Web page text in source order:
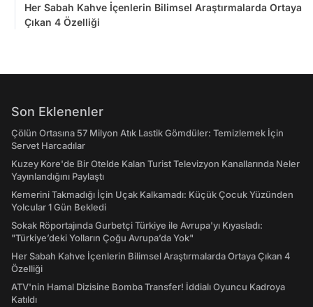
Her Sabah Kahve İçenlerin Bilimsel Araştırmalarda Ortaya
Çıkan 4 Özelliği
Son Eklenenler
Çölün Ortasına 57 Milyon Atık Lastik Gömdüler: Temizlemek İçin
Servet Harcadılar
Kuzey Kore'de Bir Otelde Kalan Turist Televizyon Kanallarında Neler
Yayınlandığını Paylaştı
Kemerini Takmadığı İçin Uçak Kalkamadı: Küçük Çocuk Yüzünden
Yolcular 1 Gün Bekledi
Sokak Röportajında Gurbetçi Türkiye ile Avrupa'yı Kıyasladı:
"Türkiye’deki Yolların Çoğu Avrupa’da Yok"
Her Sabah Kahve İçenlerin Bilimsel Araştırmalarda Ortaya Çıkan 4
Özelliği
ATV'nin Hamal Dizisine Bomba Transfer! İddialı Oyuncu Kadroya
Katıldı